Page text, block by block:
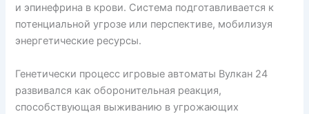
и эпинефрина в крови. Система подготавливается к
потенциальной угрозе или перспективе, мобилизуя
энергетические ресурсы.
Генетически процесс игровые автоматы Вулкан 24
развивался как оборонительная реакция,
способствующая выживанию в угрожающих